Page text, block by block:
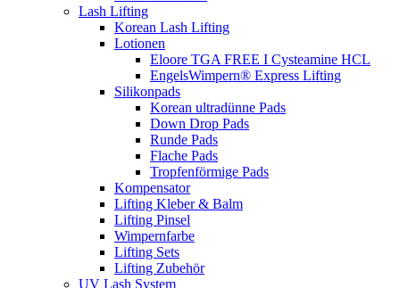
Lash Lifting
Korean Lash Lifting
Lotionen
Eloore TGA FREE I Cysteamine HCL
EngelsWimpern® Express Lifting
Silikonpads
Korean ultradünne Pads
Down Drop Pads
Runde Pads
Flache Pads
Tropfenförmige Pads
Kompensator
Lifting Kleber & Balm
Lifting Pinsel
Wimpernfarbe
Lifting Sets
Lifting Zubehör
UV Lash System